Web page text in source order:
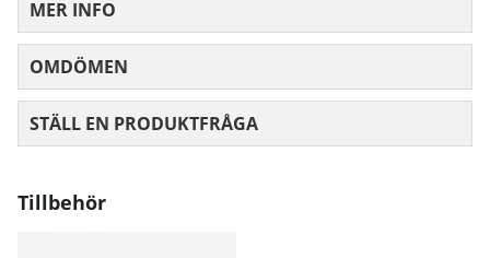
MER INFO
OMDÖMEN
STÄLL EN PRODUKTFRÅGA
Tillbehör